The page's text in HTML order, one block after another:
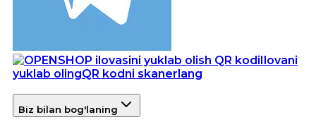
Ilovani
yuklab olingQR kodni skanerlang
Biz bilan bog'laning